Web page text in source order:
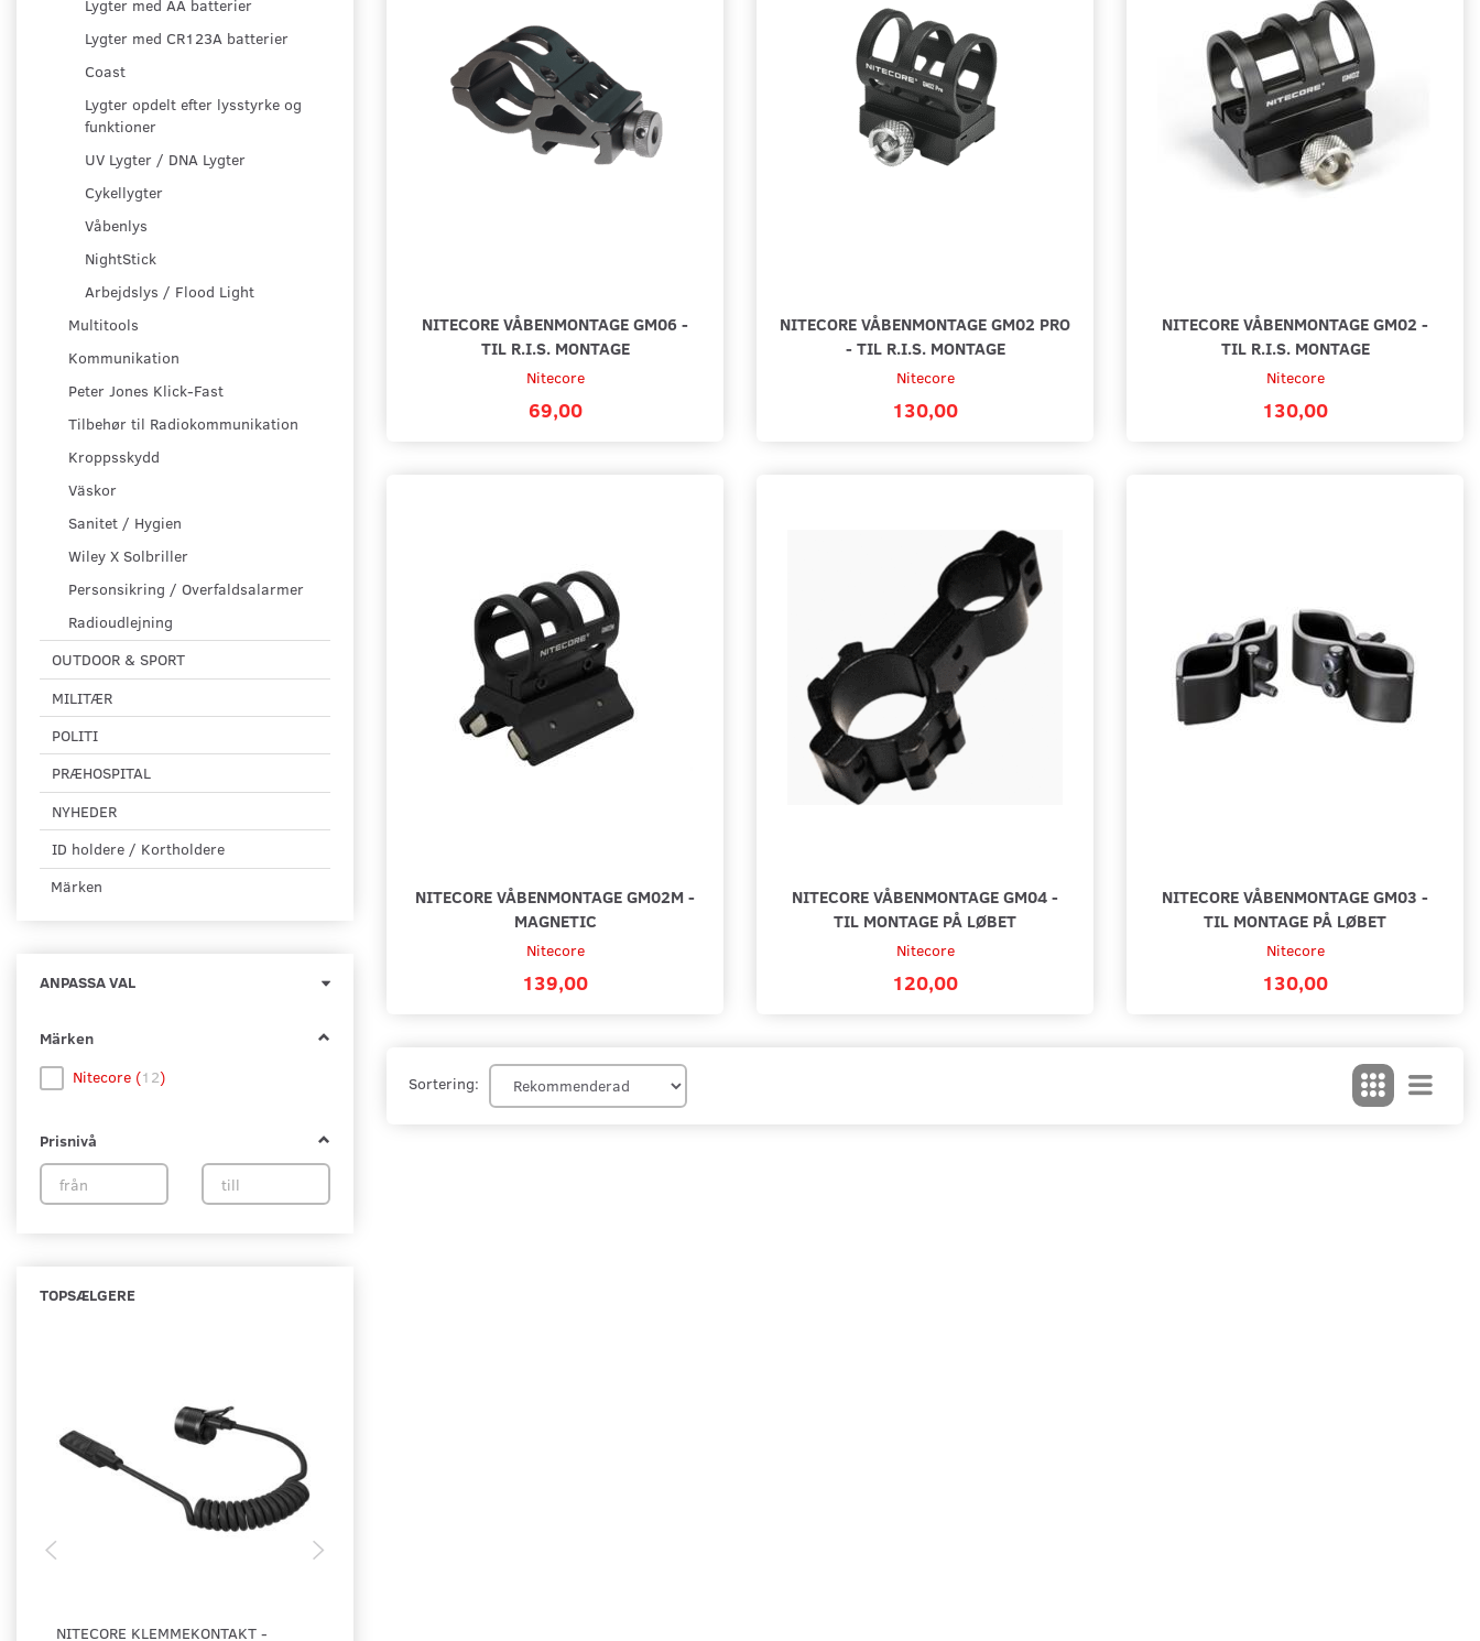
Lygter med AA batterier
Lygter med CR123A batterier
Coast
Lygter opdelt efter lysstyrke og
funktioner
UV Lygter / DNA Lygter
Cykellygter
Våbenlys
NightStick
Arbejdslys / Flood Light
Multitools
Kommunikation
Peter Jones Klick-Fast
Tilbehør til Radiokommunikation
Kroppsskydd
Väskor
Sanitet / Hygien
Wiley X Solbriller
Personsikring / Overfaldsalarmer
Radioudlejning
OUTDOOR & SPORT
MILITÆR
POLITI
PRÆHOSPITAL
NYHEDER
ID holdere / Kortholdere
Märken
ANPASSA VAL
Märken
Nitecore (12)
Prisnivå
TOPSÆLGERE
NITECORE KLEMMEKONTAKT -
NITECORE VÅBENMONTAGE GM06 -
TIL R.I.S. MONTAGE
Nitecore
69,00
NITECORE VÅBENMONTAGE GM02 PRO
- TIL R.I.S. MONTAGE
Nitecore
130,00
NITECORE VÅBENMONTAGE GM02 -
TIL R.I.S. MONTAGE
Nitecore
130,00
NITECORE VÅBENMONTAGE GM02M -
MAGNETIC
Nitecore
139,00
NITECORE VÅBENMONTAGE GM04 -
TIL MONTAGE PÅ LØBET
Nitecore
120,00
NITECORE VÅBENMONTAGE GM03 -
TIL MONTAGE PÅ LØBET
Nitecore
130,00
Sortering: